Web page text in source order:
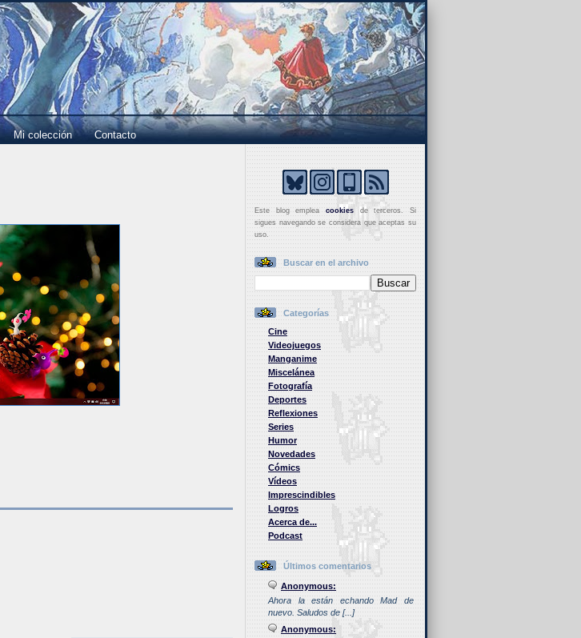
Mi colección Contacto
Este blog empleacookies de terceros. Si
sigues navegando se considera que aceptas su
uso.
Buscar en el archivo
Categorías
Cine
Videojuegos
Manganime
Miscelánea
Fotografía
Deportes
Reflexiones
Series
Humor
Novedades
Cómics
Vídeos
Imprescindibles
Logros
Acerca de...
Podcast
Últimos comentarios
Anonymous:
Ahora la están echando Mad de
nuevo. Saludos de [...]
Anonymous: